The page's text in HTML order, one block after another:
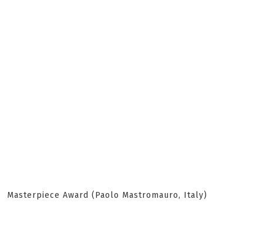
Masterpiece Award (Paolo Mastromauro, Italy)